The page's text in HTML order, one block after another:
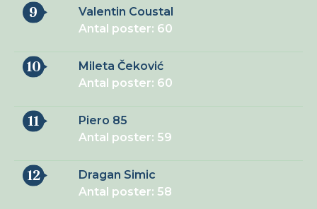
9
Valentin Coustal
Antal poster: 60
10
Mileta Čeković
Antal poster: 60
11
Piero 85
Antal poster: 59
12
Dragan Simic
Antal poster: 58